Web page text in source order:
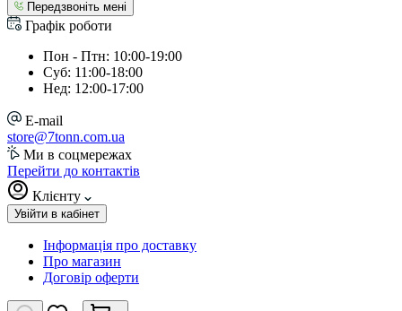
Передзвоніть мені
Графік роботи
Пон - Птн: 10:00-19:00
Суб: 11:00-18:00
Нед: 12:00-17:00
E-mail
store@7tonn.com.ua
Ми в соцмережах
Перейти до контактів
Клієнту
Увійти в кабінет
Інформація про доставку
Про магазин
Договір оферти